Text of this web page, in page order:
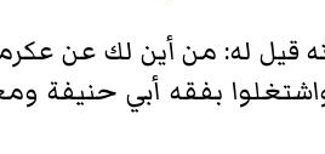
قيل له: من أين لك عن
واشتغلوا بفقه أبي